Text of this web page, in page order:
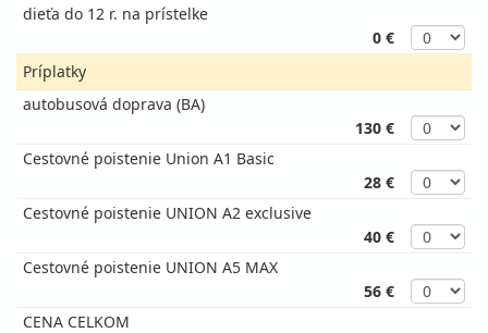
dieťa do 12 r. na prístelke
0 €
Príplatky
autobusová doprava (BA)
130 €
Cestovné poistenie Union A1 Basic
28 €
Cestovné poistenie UNION A2 exclusive
40 €
Cestovné poistenie UNION A5 MAX
56 €
CENA CELKOM